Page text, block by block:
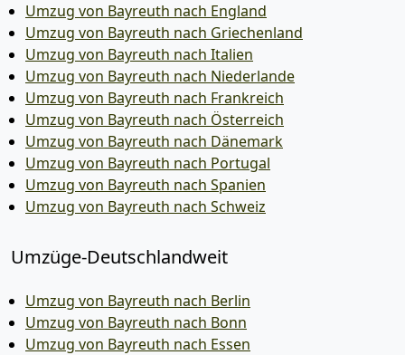
Umzug von Bayreuth nach England
Umzug von Bayreuth nach Griechenland
Umzug von Bayreuth nach Italien
Umzug von Bayreuth nach Niederlande
Umzug von Bayreuth nach Frankreich
Umzug von Bayreuth nach Österreich
Umzug von Bayreuth nach Dänemark
Umzug von Bayreuth nach Portugal
Umzug von Bayreuth nach Spanien
Umzug von Bayreuth nach Schweiz
Umzüge-Deutschlandweit
Umzug von Bayreuth nach Berlin
Umzug von Bayreuth nach Bonn
Umzug von Bayreuth nach Essen